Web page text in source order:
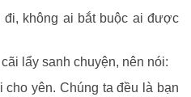
không ai bắt buộc ai được
lẩy sanh chuyện, nên nói:
yên. Chúng ta đều là bạn